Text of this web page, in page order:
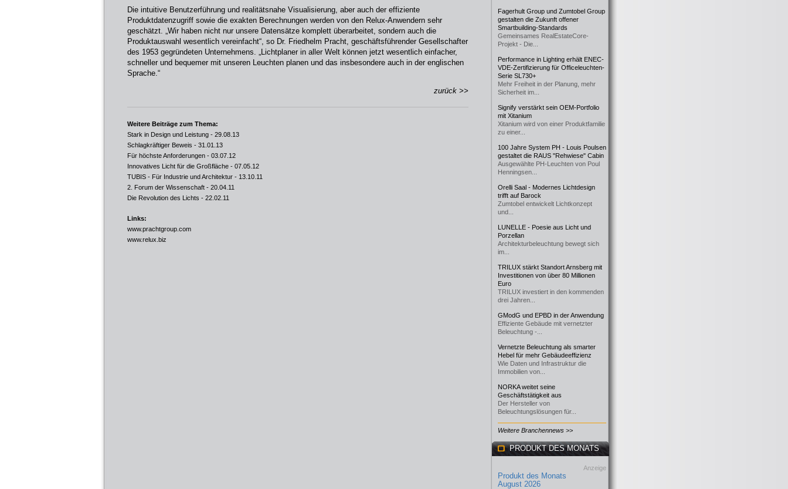
Die intuitive Benutzerführung und realitätsnahe Visualisierung, aber auch der effiziente
Produktdatenzugriff sowie die exakten Berechnungen werden von den Relux-Anwendern sehr
geschätzt. „Wir haben nicht nur unsere Datensätze komplett überarbeitet, sondern auch die
Produktauswahl wesentlich vereinfacht“, so Dr. Friedhelm Pracht, geschäftsführender Gesellschafter
des 1953 gegründeten Unternehmens. „Lichtplaner in aller Welt können jetzt wesentlich einfacher,
schneller und bequemer mit unseren Leuchten planen und das insbesondere auch in der englischen
Sprache.“
zurück >>
Weitere Beiträge zum Thema:
Stark in Design und Leistung - 29.08.13
Schlagkräftiger Beweis - 31.01.13
Für höchste Anforderungen - 03.07.12
Innovatives Licht für die Großfläche - 07.05.12
TUBIS - Für Industrie und Architektur - 13.10.11
2. Forum der Wissenschaft - 20.04.11
Die Revolution des Lichts - 22.02.11
Links:
www.prachtgroup.com
www.relux.biz
Fagerhult Group und Zumtobel Group
gestalten die Zukunft offener
Smartbuilding-Standards
Gemeinsames RealEstateCore-
Projekt - Die...
Performance in Lighting erhält ENEC-
VDE-Zertifizierung für Officeleuchten-
Serie SL730+
Mehr Freiheit in der Planung, mehr
Sicherheit im...
Signify verstärkt sein OEM-Portfolio
mit Xitanium
Xitanium wird von einer Produktfamilie
zu einer...
100 Jahre System PH - Louis Poulsen
gestaltet die RAUS "Rehwiese" Cabin
Ausgewählte PH-Leuchten von Poul
Henningsen...
Orelli Saal - Modernes Lichtdesign
trifft auf Barock
Zumtobel entwickelt Lichtkonzept
und...
LUNELLE - Poesie aus Licht und
Porzellan
Architekturbeleuchtung bewegt sich
im...
TRILUX stärkt Standort Arnsberg mit
Investitionen von über 80 Millionen
Euro
TRILUX investiert in den kommenden
drei Jahren...
GModG und EPBD in der Anwendung
Effiziente Gebäude mit vernetzter
Beleuchtung -...
Vernetzte Beleuchtung als smarter
Hebel für mehr Gebäudeeffizienz
Wie Daten und Infrastruktur die
Immobilien von...
NORKA weitet seine
Geschäftstätigkeit aus
Der Hersteller von
Beleuchtungslösungen für...
Weitere Branchennews >>
PRODUKT DES MONATS
Anzeige
Produkt des Monats
August 2026